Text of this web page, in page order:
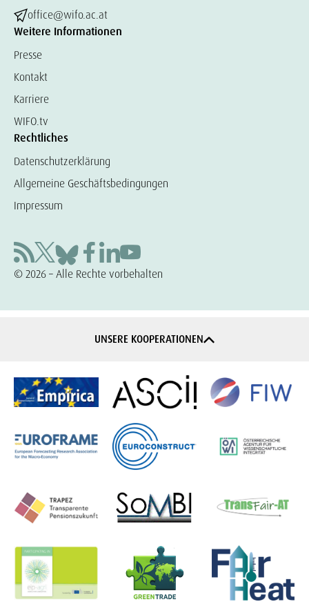
office@wifo.ac.at
Weitere Informationen
Presse
Kontakt
Karriere
WIFO.tv
Rechtliches
Datenschutzerklärung
Allgemeine Geschäftsbedingungen
Impressum
© 2026 – Alle Rechte vorbehalten
UNSERE KOOPERATIONEN